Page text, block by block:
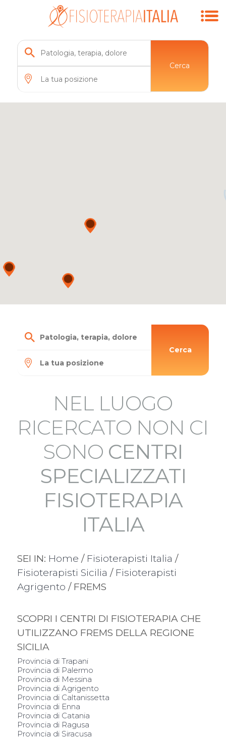
Cerca
Cerca
NEL LUOGO
RICERCATO NON CI
SONO CENTRI
SPECIALIZZATI
FISIOTERAPIA
ITALIA
SEI IN: Home / Fisioterapisti Italia /
Fisioterapisti Sicilia / Fisioterapisti
Agrigento / FREMS
SCOPRI I CENTRI DI FISIOTERAPIA CHE
UTILIZZANO FREMS DELLA REGIONE
SICILIA
Provincia di Trapani
Provincia di Palermo
Provincia di Messina
Provincia di Agrigento
Provincia di Caltanissetta
Provincia di Enna
Provincia di Catania
Provincia di Ragusa
Provincia di Siracusa